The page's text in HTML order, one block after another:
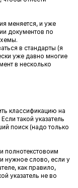
меняется, и уже
документов по
в стандарты (я
уже давно многие
в несколько
классификацию на
такой указатель
поиск (надо только
полнотекстовоим
нужное слово, если у
как правило,
указатель не во